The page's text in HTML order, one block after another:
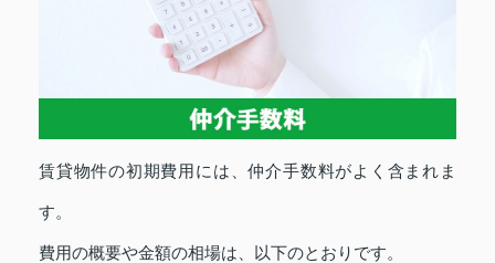
賃貸物件の初期費用には、仲介手数料がよく含まれま
す。
費用の概要や金額の相場は、以下のとおりです。